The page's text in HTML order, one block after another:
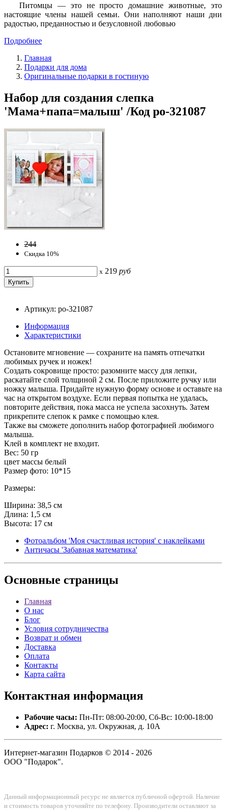
Питомцы — это не просто домашние животные, это
настоящие члены нашей семьи. Они наполняют наши дни
радостью, преданностью и безусловной любовью
Подробнее
Главная
Подарки для дома
Оригинальные подарки в гостиную
Набор для создания слепка
'Мама+папа=малыш' /Код po-321087
244
Скидка 10%
x 219 руб
Артикул: po-321087
Информация
Характеристики
Остановите мгновение — сохраните на память отпечатки
любимых ручек и ножек!
Создать сокровище просто: разомните массу для лепки,
раскатайте слой толщиной 2 см. После приложите ручку или
ножку малыша. Придайте нужную форму основе и оставьте на
час на открытом воздухе. Если первая попытка не удалась,
повторите действия, пока масса не успела засохнуть. Затем
прикрепите слепок к рамке с помощью клея.
Также вы сможете дополнить набор фотографией любимого
малыша.
Клей в комплект не входит.
Вес: 50 гр
цвет массы белый
Размер фото: 10*15
Размеры:
Ширина: 38,5 см
Длина: 1,5 см
Высота: 17 см
Фотоальбом 'Моя счастливая история' с наклейками
Античасы 'Забавная математика'
Основные страницы
Главная
О нас
Блог
Условия сотрудничества
Возврат и обмен
Доставка
Оплата
Контакты
Карта сайта
Контактная информация
Рабочие часы: Пн-Пт: 08:00-20:00, Сб-Вс: 10:00-18:00
Адрес: г. Москва, ул. Окружная, д. 10А
Интернет-магазин Подарков © 2014 - 2026
ООО "Подарок".
Данный информационный ресурс не является публичной офертой. Наличие
и стоимость товаров уточняйте по телефону. Производители оставляют за